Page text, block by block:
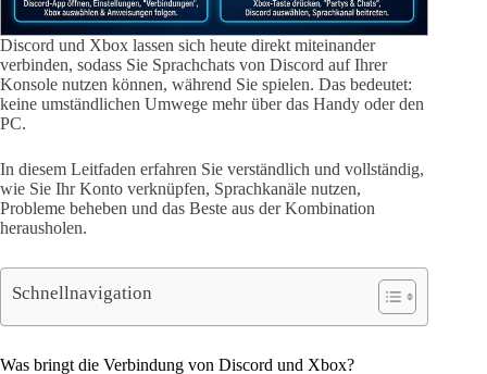
Discord und Xbox lassen sich heute direkt miteinander
verbinden, sodass Sie Sprachchats von Discord auf Ihrer
Konsole nutzen können, während Sie spielen. Das bedeutet:
keine umständlichen Umwege mehr über das Handy oder den
PC.
In diesem Leitfaden erfahren Sie verständlich und vollständig,
wie Sie Ihr Konto verknüpfen, Sprachkanäle nutzen,
Probleme beheben und das Beste aus der Kombination
herausholen.
Schnellnavigation
Was bringt die Verbindung von Discord und Xbox?